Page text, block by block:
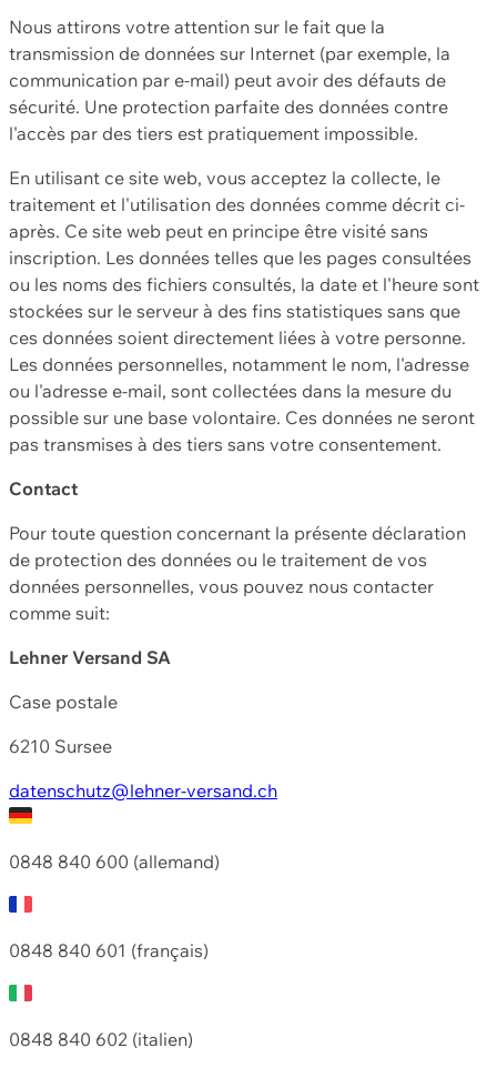
Nous attirons votre attention sur le fait que la
transmission de données sur Internet (par exemple, la
communication par e-mail) peut avoir des défauts de
sécurité. Une protection parfaite des données contre
l'accès par des tiers est pratiquement impossible.
En utilisant ce site web, vous acceptez la collecte, le
traitement et l'utilisation des données comme décrit ci-
après. Ce site web peut en principe être visité sans
inscription. Les données telles que les pages consultées
ou les noms des fichiers consultés, la date et l'heure sont
stockées sur le serveur à des fins statistiques sans que
ces données soient directement liées à votre personne.
Les données personnelles, notamment le nom, l'adresse
ou l'adresse e-mail, sont collectées dans la mesure du
possible sur une base volontaire. Ces données ne seront
pas transmises à des tiers sans votre consentement.
Contact
Pour toute question concernant la présente déclaration
de protection des données ou le traitement de vos
données personnelles, vous pouvez nous contacter
comme suit:
Lehner Versand SA
Case postale
6210 Sursee
datenschutz@lehner-versand.ch
0848 840 600 (allemand)
0848 840 601 (français)
0848 840 602 (italien)